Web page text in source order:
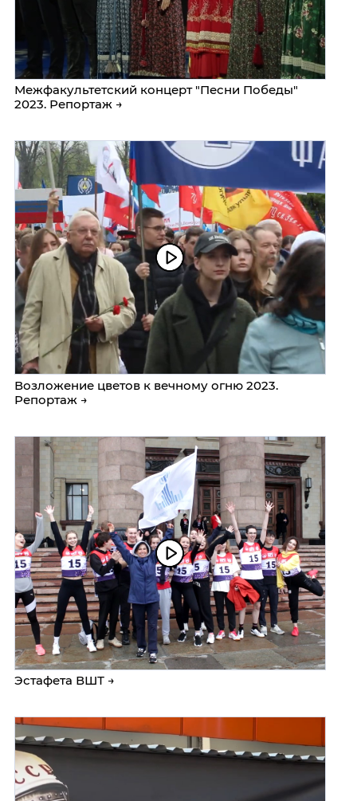
Межфакультетский концерт "Песни Победы"
2023. Репортаж →
Возложение цветов к вечному огню 2023.
Репортаж →
Эстафета ВШТ →